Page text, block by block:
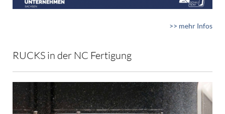
>> mehr Infos
RUCKS in der NC Fertigung